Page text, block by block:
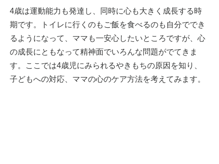
4歳は運動能力も発達し、同時に心も大きく成長する時
期です。トイレに行くのもご飯を食べるのも自分ででき
るようになって、ママも一安心したいところですが、心
の成長にともなって精神面でいろんな問題がでてきま
す。ここでは4歳児にみられるやきもちの原因を知り、
子どもへの対応、ママの心のケア方法を考えてみます。